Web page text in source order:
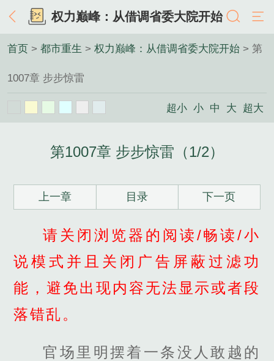
权力巅峰：从借调省委大院开始
首页 > 都市重生 > 权力巅峰：从借调省委大院开始 > 第
1007章 步步惊雷
超小 小 中 大 超大
第1007章 步步惊雷（1/2）
上一章 目录 下一页
请关闭浏览器的阅读/畅读/小
说模式并且关闭广告屏蔽过滤功
能，避免出现内容无法显示或者段
落错乱。
官场里明摆着一条没人敢越的